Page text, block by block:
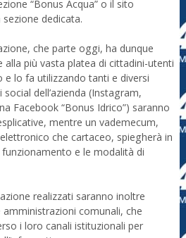
“Bonus Acqua” o il sito
sezione dedicata.
che parte oggi, ha dunque
alla più vasta platea di cittadini-utenti
lo fa utilizzando tanti e diversi
dell’azienda (Instagram,
Facebook “Bonus Idrico”) saranno
mentre un vademecum,
che cartaceo, spiegherà in
e le modalità di
realizzati saranno inoltre
comunali, che
i loro canali istituzionali per